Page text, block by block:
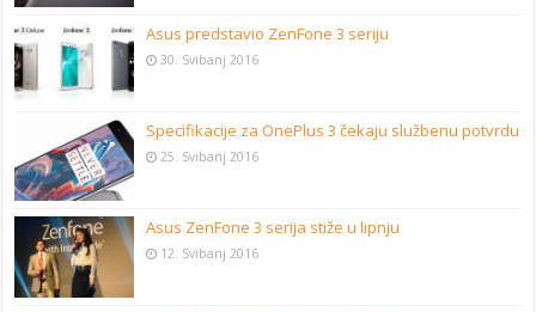
Asus predstavio ZenFone 3 seriju
30. Svibanj 2016
Specifikacije za OnePlus 3 čekaju službenu potvrdu
25. Svibanj 2016
Asus ZenFone 3 serija stiže u lipnju
12. Svibanj 2016